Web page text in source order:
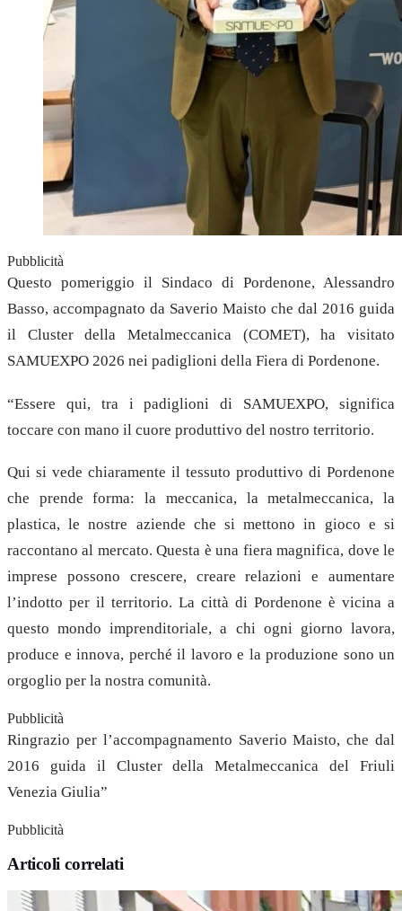
Pubblicità
Questo pomeriggio il Sindaco di Pordenone, Alessandro
Basso, accompagnato da Saverio Maisto che dal 2016 guida
il Cluster della Metalmeccanica (COMET), ha visitato
SAMUEXPO 2026 nei padiglioni della Fiera di Pordenone.
“Essere qui, tra i padiglioni di SAMUEXPO, significa
toccare con mano il cuore produttivo del nostro territorio.
Qui si vede chiaramente il tessuto produttivo di Pordenone
che prende forma: la meccanica, la metalmeccanica, la
plastica, le nostre aziende che si mettono in gioco e si
raccontano al mercato. Questa è una fiera magnifica, dove le
imprese possono crescere, creare relazioni e aumentare
l’indotto per il territorio. La città di Pordenone è vicina a
questo mondo imprenditoriale, a chi ogni giorno lavora,
produce e innova, perché il lavoro e la produzione sono un
orgoglio per la nostra comunità.
Pubblicità
Ringrazio per l’accompagnamento Saverio Maisto, che dal
2016 guida il Cluster della Metalmeccanica del Friuli
Venezia Giulia”
Pubblicità
Articoli correlati